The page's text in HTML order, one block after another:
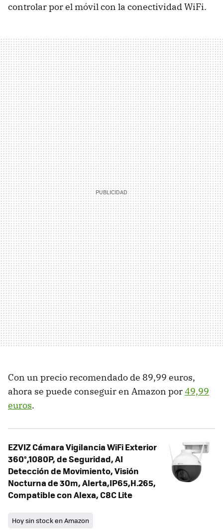
controlar por el móvil con la conectividad WiFi.
Con un precio recomendado de 89,99 euros,
ahora se puede conseguir en Amazon por49,99
euros.
EZVIZ Cámara Vigilancia WiFi Exterior
360°,1080P, de Seguridad, AI
Detección de Movimiento, Visión
Nocturna de 30m, Alerta,IP65,H.265,
Compatible con Alexa, C8C Lite
Hoy sin stock en Amazon